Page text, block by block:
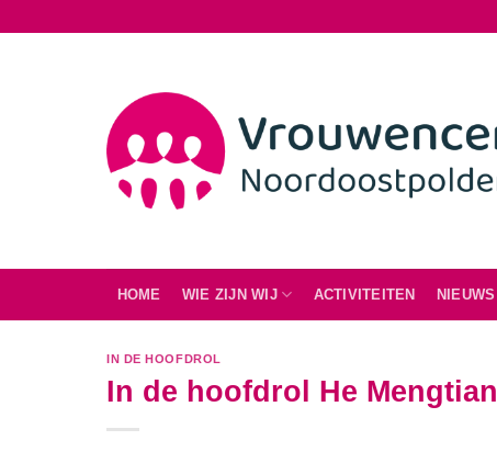
HOME WIE ZIJN WIJ ACTIVITEITEN NIEUWS
IN DE HOOFDROL
In de hoofdrol He Mengtian